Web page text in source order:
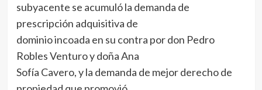
subyacente se acumuló la demanda de
prescripción adquisitiva de
dominio incoada en su contra por don Pedro
Robles Venturo y doña Ana
Sofía Cavero, y la demanda de mejor derecho de